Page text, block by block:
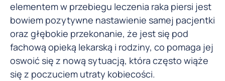
elementem w przebiegu leczenia raka piersi jest
bowiem pozytywne nastawienie samej pacjentki
oraz głębokie przekonanie, że jest się pod
fachową opieką lekarską i rodziny, co pomaga jej
oswoić się z nową sytuacją, która często wiąże
się z poczuciem utraty kobiecości.